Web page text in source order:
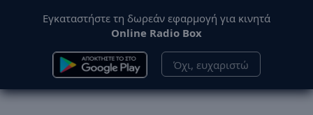
Εγκαταστήστε τη δωρεάν εφαρμογή για κινητά
Online Radio Box
Όχι, ευχαριστώ